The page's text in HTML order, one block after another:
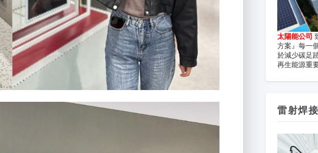
太陽能公司
方案』每一
於減少碳足
再生能源重
雷射焊接